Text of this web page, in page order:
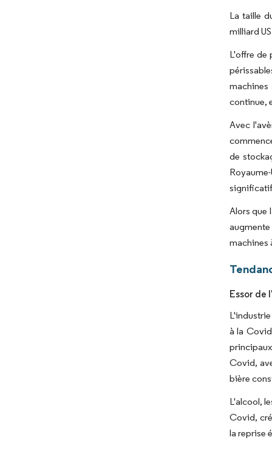
La taille
milliard
L'offre de
machines
continue,
Avec
de
significatif
Alors que
machines
Essor de
à la
Covid,
bière
L'alcool,
Covid,
la reprise